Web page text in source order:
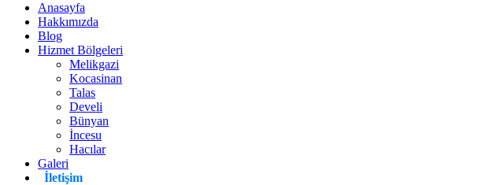
Anasayfa
Hakkımızda
Blog
Hizmet Bölgeleri
Melikgazi
Kocasinan
Talas
Develi
Bünyan
İncesu
Hacılar
Galeri
İletişim